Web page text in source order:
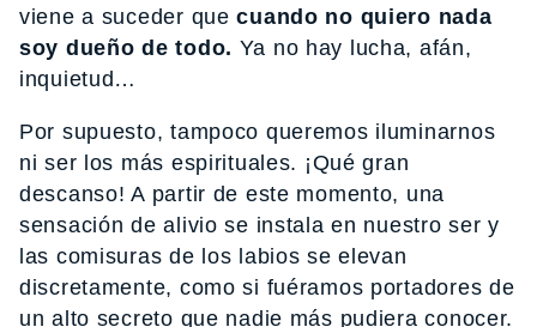
viene a suceder quecuando no quiero nada
soy dueño de todo. Ya no hay lucha, afán,
inquietud…
Por supuesto, tampoco queremos iluminarnos
ni ser los más espirituales. ¡Qué gran
descanso! A partir de este momento, una
sensación de alivio se instala en nuestro ser y
las comisuras de los labios se elevan
discretamente, como si fuéramos portadores de
un alto secreto que nadie más pudiera conocer.